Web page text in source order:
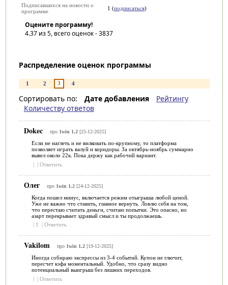
Подписавшихся на новости о
программе
1 (подписаться)
Оцените программу!
4.37из 5, всего оценок -3837
Распределение оценок программы
1 2 3 4
Сортировать по: Дате добавления
Рейтингу
Количеству ответов
Dokec про 1win 1.2[25-12-2025]
Если не наглеть и не вилковать по-крупному, то платформа
позволяет играть валуй и коридоры. За октябрь-ноябрь суммарно
вывел около 22к. Пока держу как рабочий вариант.
| | Ответить
Олег про 1win 1.2[24-12-2025]
Когда пошел минус, включается режим отыгрыша любой ценой.
Уже не важно что ставить, главное вернуть. Ловлю себя на том,
что перестаю считать деньги, считаю попытки. Это опасно, но
азарт перекрывает здравый смысл и ты продолжаешь.
| 1 | Ответить
Vakilom про 1win 1.2[19-12-2025]
Иногда собираю экспрессы из 3-4 событий. Купон не глючит,
пересчет кэфа моментальный. Удобно, что сразу видно
потенциальный выигрыш без лишних переходов.
| | Ответить